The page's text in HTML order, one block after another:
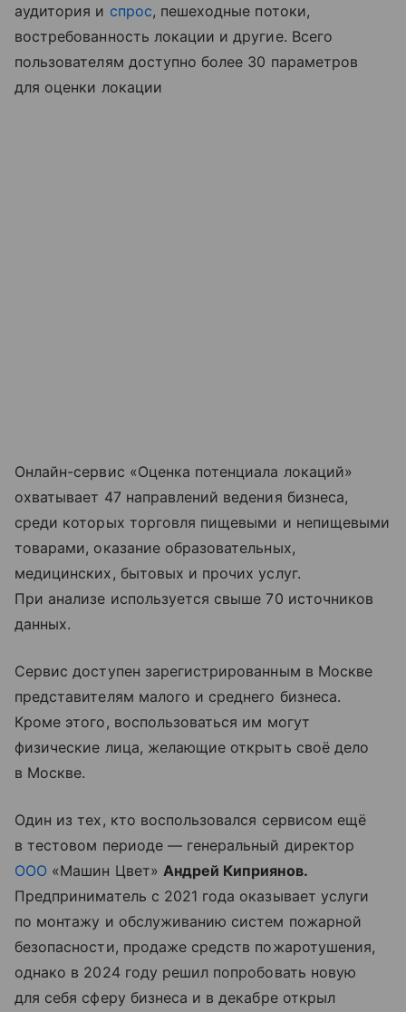
аудитория и спрос, пешеходные потоки,
востребованность локации и другие. Всего
пользователям доступно более 30 параметров
для оценки локации
Онлайн-сервис «Оценка потенциала локаций»
охватывает 47 направлений ведения бизнеса,
среди которых торговля пищевыми и непищевыми
товарами, оказание образовательных,
медицинских, бытовых и прочих услуг.
При анализе используется свыше 70 источников
данных.
Сервис доступен зарегистрированным в Москве
представителям малого и среднего бизнеса.
Кроме этого, воспользоваться им могут
физические лица, желающие открыть своё дело
в Москве.
Один из тех, кто воспользовался сервисом ещё
в тестовом периоде — генеральный директор
ООО «Машин Цвет» Андрей Киприянов.
Предприниматель с 2021 года оказывает услуги
по монтажу и обслуживанию систем пожарной
безопасности, продаже средств пожаротушения,
однако в 2024 году решил попробовать новую
для себя сферу бизнеса и в декабре открыл